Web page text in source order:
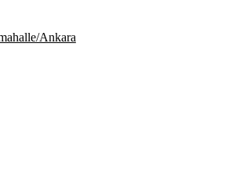
Ankara